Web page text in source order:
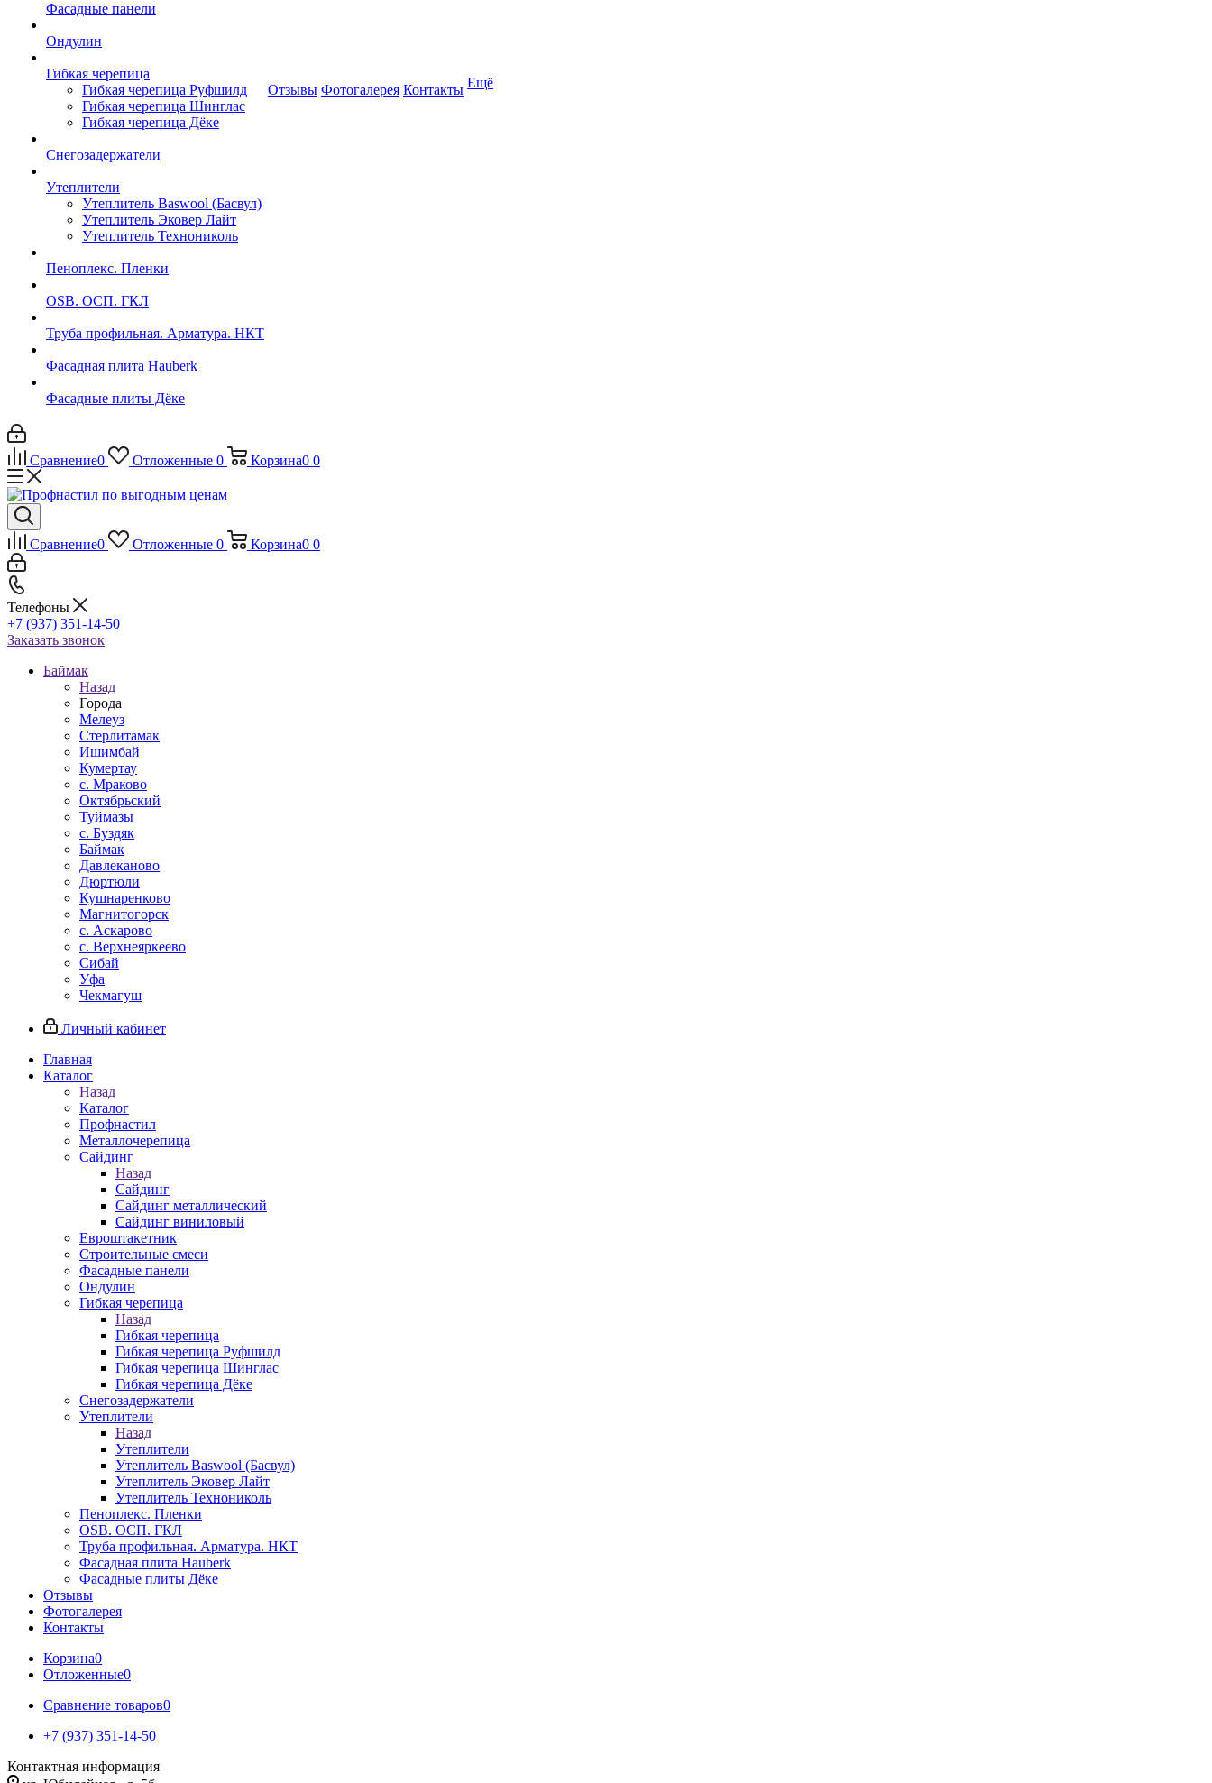
Фасадные панели
Ондулин
Гибкая черепица
Гибкая черепица Руфшилд
Гибкая черепица Шинглас
Гибкая черепица Дёке
Снегозадержатели
Утеплители
Утеплитель Baswool (Басвул)
Утеплитель Эковер Лайт
Утеплитель Технониколь
Пеноплекс. Пленки
OSB. ОСП. ГКЛ
Труба профильная. Арматура. НКТ
Фасадная плита Hauberk
Фасадные плиты Дёке
Отзывы Фотогалерея Контакты Ещё
Сравнение0 Отложенные 0 Корзина0 0
Сравнение0 Отложенные 0 Корзина0 0
Телефоны
+7 (937) 351-14-50
Заказать звонок
Баймак
Назад
Города
Мелеуз
Стерлитамак
Ишимбай
Кумертау
c. Мраково
Октябрьский
Туймазы
c. Буздяк
Баймак
Давлеканово
Дюртюли
Кушнаренково
Магнитогорск
с. Аскарово
с. Верхнеяркеево
Сибай
Уфа
Чекмагуш
Личный кабинет
Главная
Каталог
Назад
Каталог
Профнастил
Металлочерепица
Сайдинг
Назад
Сайдинг
Сайдинг металлический
Сайдинг виниловый
Евроштакетник
Строительные смеси
Фасадные панели
Ондулин
Гибкая черепица
Назад
Гибкая черепица
Гибкая черепица Руфшилд
Гибкая черепица Шинглас
Гибкая черепица Дёке
Снегозадержатели
Утеплители
Назад
Утеплители
Утеплитель Baswool (Басвул)
Утеплитель Эковер Лайт
Утеплитель Технониколь
Пеноплекс. Пленки
OSB. ОСП. ГКЛ
Труба профильная. Арматура. НКТ
Фасадная плита Hauberk
Фасадные плиты Дёке
Отзывы
Фотогалерея
Контакты
Корзина0
Отложенные0
Сравнение товаров0
+7 (937) 351-14-50
Контактная информация